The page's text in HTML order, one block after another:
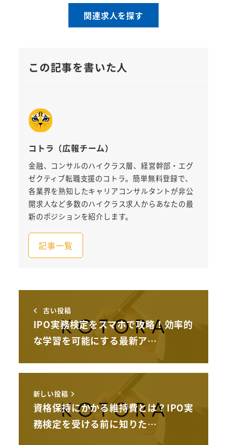
関連求人を探す
この記事を書いた人
コトラ（広報チーム）
金融、コンサルのハイクラス層、経営幹部・エグ
ゼクティブ転職支援のコトラ。簡単無料登録で、
各業界を熟知したキャリアコンサルタントが非公
開求人など多数のハイクラス求人からあなたの最
新のポジションを紹介します。
記事一覧
古い投稿
IPO実務検定をスマホで攻略！効率的
な学習を可能にする最新ア…
新しい投稿
資格保持にかかる維持費とは？IPO実
務検定を受ける前に知りた…